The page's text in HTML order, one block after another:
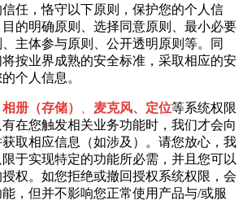
任，恪守以下原则，保护您的个人信
的明确原则、选择同意原则、最小必要
主体参与原则、公开透明原则等。同
按业界成熟的安全标准，采取相应的安
个人信息。
相册（存储） 麦克风、定位等系统权限
在您触发相关业务功能时，我们才会向
取相应信息（如涉及）。请您放心，我
于实现特定的功能所必需，并且您可以
权。如您拒绝或撤回授权系统权限，会
，但并不影响您正常使用产品与/或服